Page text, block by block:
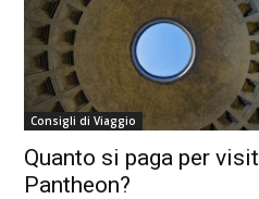
Consigli di Viaggio
Quanto si paga per
Pantheon?